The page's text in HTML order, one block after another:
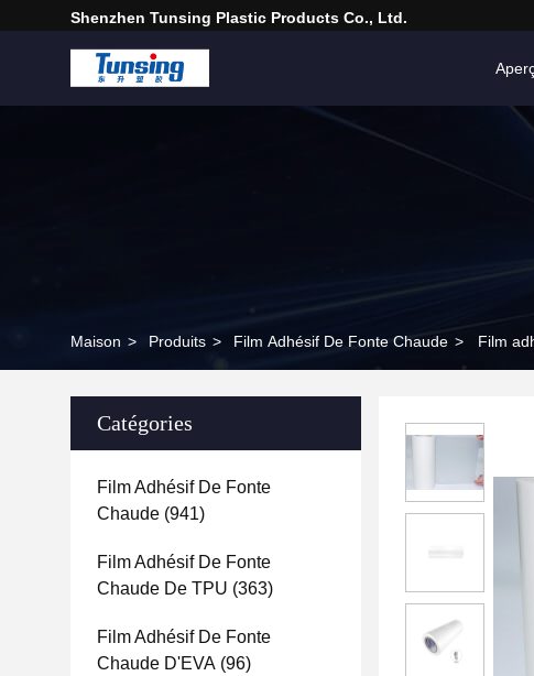
Shenzhen Tunsing Plastic Products Co., Ltd.
Maison > Produits > Film Adhésif De Fonte Chaude > Film
Catégories
Film Adhésif De Fonte
Chaude (941)
Film Adhésif De Fonte
Chaude De TPU (363)
Film Adhésif De Fonte
Chaude D'EVA (96)